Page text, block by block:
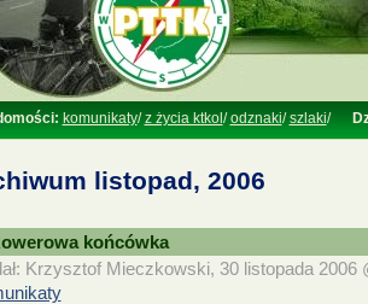
komunikaty/z życia ktkol /odznaki/szlaki/
listopad, 2006
końcówka
Krzysztof Mieczkowski, 30 listopada 2006